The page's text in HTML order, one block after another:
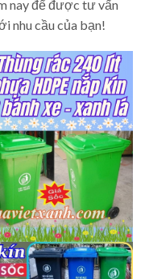
nay để được tư vấn
nhu cầu của bạn!